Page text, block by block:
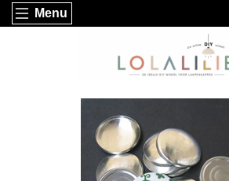
Menu